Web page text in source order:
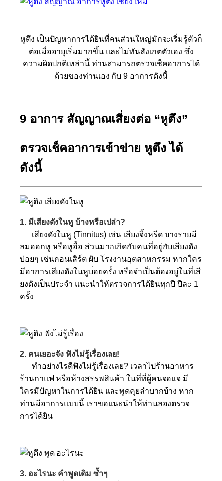
หูตึง เป็นปัญหาการได้ยินที่คนส่วนใหญ่มักจะเริ่มรู้ตัวก็
ต่อเมื่ออายุเริ่มมากขึ้น และไม่ทันสังเกตตัวเอง ซึ่ง
ความผิดปกติเหล่านี้ ท่านสามารถตรวจเช็คอาการได้
ด้วยของท่านเอง กับ 9 อาการดังนี้
9 อาการ สัญญาณเสี่ยงต่อ “หูตึง”
ตรวจเช็คอาการเข้าข่าย หูตึง ได้
ดังนี้
1. มีเสียงดังในหู บ้างหรือเปล่า?
เสียงดังในหู (Tinnitus) เช่น เสียงจิ้งหรีด บางรายมี
ลมออกหู หรือหูอื้อ ส่วนมากเกิดกับคนที่อยู่กับเสียงดัง
บ่อยๆ เช่นคอนเสิร์ต ผับ โรงงานอุตสาหกรรม หากใคร
มีอาการเสียงดังในหูบ่อยครั้ง หรือจำเป็นต้องอยู่ในที่เสี
ยงดังเป็นประจำ แนะนำให้ตรวจการได้ยินทุกปี ปีละ 1
ครั้ง
2. คนเยอะจัง ฟังไม่รู้เรื่องเลย!
ทำอย่างไรดีฟังไม่รู้เรื่องเลย? เวลาไปร้านอาหาร
ร้านกาแฟ หรือห้างสรรพสินค้า ในที่ที่ผู้คนจอแจ มี
ใครมีปัญหาในการได้ยิน และพูดคุยลำบากบ้าง หาก
ท่านมีอาการแบบนี้ เราขอแนะนำให้ท่านลองตรวจ
การได้ยิน
3. อะไรนะ คำพูดเดิม ซ้ำๆ